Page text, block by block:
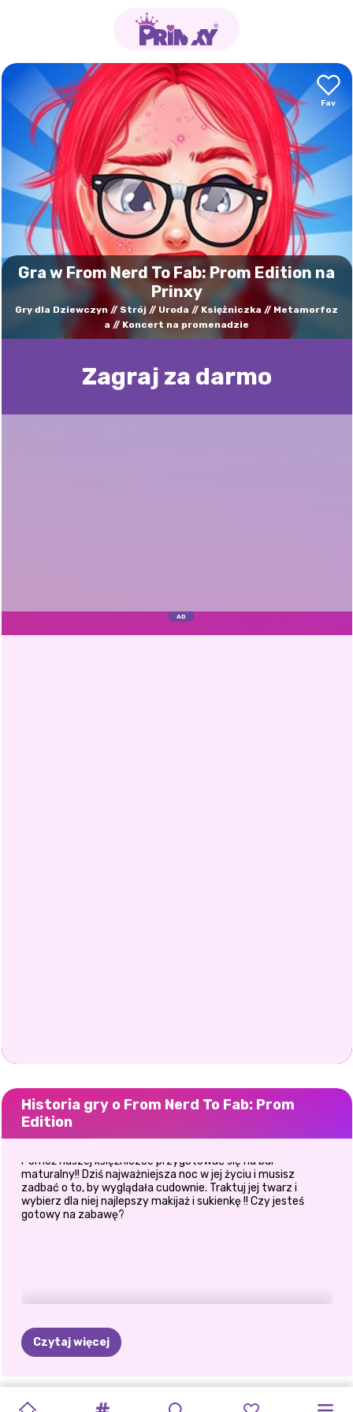
Gra w From Nerd To Fab: Prom Edition na
Prinxy
Gry dla Dziewczyn Strój Uroda Księżniczka
Metamorfoz
a
Koncert na promenadzie
Zagraj za darmo
Historia gry o From Nerd To Fab: Prom
Edition
Pomóż naszej księżniczce przygotować się na bal
maturalny!! Dziś najważniejsza noc w jej życiu i musisz
zadbać o to, by wyglądała cudownie. Traktuj jej twarz i
wybierz dla niej najlepszy makijaż i sukienkę !! Czy jesteś
gotowy na zabawę?
Czytaj więcej
HALLOWEEN
KSIĘŻNICZKI
POWRÓT SZALEŃSTWO TĘCZOWA